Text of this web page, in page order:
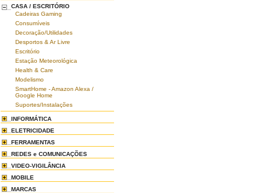
CASA / ESCRITÓRIO
Cadeiras Gaming
Consumíveis
Decoração/Utilidades
Desportos & Ar Livre
Escritório
Estação Meteorológica
Health & Care
Modelismo
SmartHome - Amazon Alexa /
Google Home
Suportes/Instalações
INFORMÁTICA
ELETRICIDADE
FERRAMENTAS
REDES e COMUNICAÇÕES
VIDEO-VIGILÂNCIA
MOBILE
MARCAS